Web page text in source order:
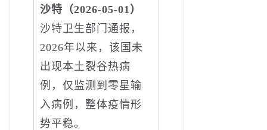
沙特（2026-05-01）
沙特卫生部门通报，
2026年以来，该国未
出现本土裂谷热病
例，仅监测到零星输
入病例，整体疫情形
势平稳。